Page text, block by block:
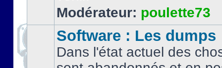
Modérateur: poulette73
Software : Les dumps
Dans l'état actuel des